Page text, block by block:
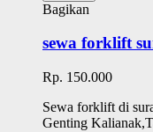
Bagikan
sewa forklift
Rp. 150.000
Sewa forklift di
Genting